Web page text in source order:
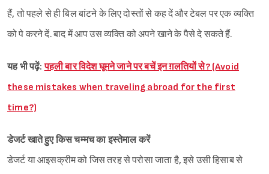
हैं, तो पहले से ही बिल बांटने के लिए दोस्तों से कह दें और टेबल पर एक व्यक्ति
को पे करने दें. बाद में आप उस व्यक्ति को अपने खाने के पैसे दे सकते हैं.
यह भी पढ़ें:पहली बार विदेश घूमने जाने पर बचें इन ग़लतियों से? (Avoid
these mistakes when traveling abroad for the first
time?)
डेजर्ट खाते हुए किस चम्मच का इस्तेमाल करें
डेजर्ट या आइसक्रीम को जिस तरह से परोसा जाता है, इसे उसी हिसाब से